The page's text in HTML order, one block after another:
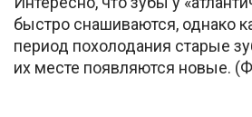
быстро снашиваются, однако
период похолодания старые
их месте появляются новые.